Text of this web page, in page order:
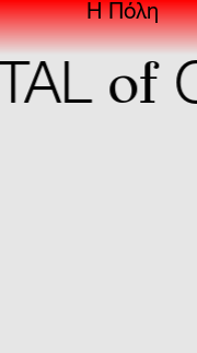
Η Πόλη
of